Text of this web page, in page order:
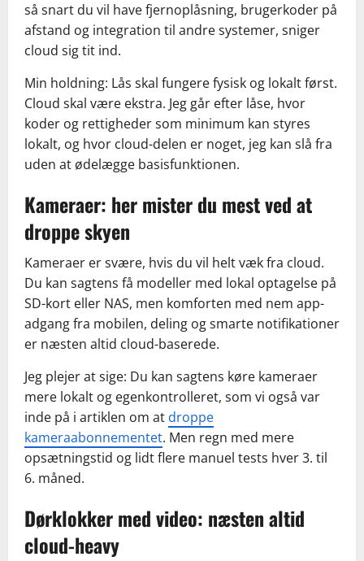
så snart du vil have fjernoplåsning, brugerkoder på
afstand og integration til andre systemer, sniger
cloud sig tit ind.
Min holdning: Lås skal fungere fysisk og lokalt først.
Cloud skal være ekstra. Jeg går efter låse, hvor
koder og rettigheder som minimum kan styres
lokalt, og hvor cloud-delen er noget, jeg kan slå fra
uden at ødelægge basisfunktionen.
Kameraer: her mister du mest ved at
droppe skyen
Kameraer er svære, hvis du vil helt væk fra cloud.
Du kan sagtens få modeller med lokal optagelse på
SD-kort eller NAS, men komforten med nem app-
adgang fra mobilen, deling og smarte notifikationer
er næsten altid cloud-baserede.
Jeg plejer at sige: Du kan sagtens køre kameraer
mere lokalt og egenkontrolleret, som vi også var
inde på i artiklen om at droppe
kameraabonnementet. Men regn med mere
opsætningstid og lidt flere manuel tests hver 3. til
6. måned.
Dørklokker med video: næsten altid
cloud-heavy